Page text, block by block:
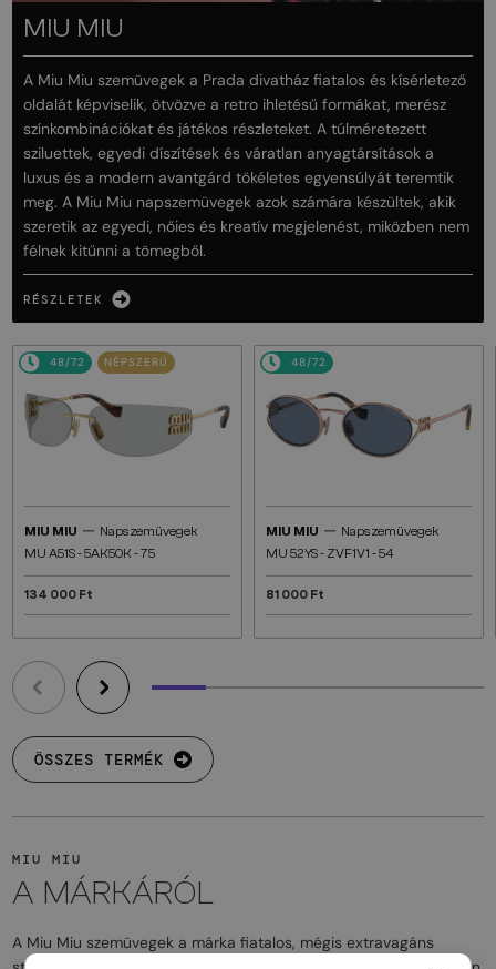
MIU MIU
A Miu Miu szemüvegek a Prada divatház fiatalos és kísérletező
oldalát képviselik, ötvözve a retro ihletésű formákat, merész
színkombinációkat és játékos részleteket. A túlméretezett
sziluettek, egyedi díszítések és váratlan anyagtársítások a
luxus és a modern avantgárd tökéletes egyensúlyát teremtik
meg. A Miu Miu napszemüvegek azok számára készültek, akik
szeretik az egyedi, nőies és kreatív megjelenést, miközben nem
félnek kitűnni a tömegből.
RÉSZLETEK
48/72 NÉPSZERŰ
MIU MIU — Napszemüvegek
MU A51S - 5AK50K - 75
134 000 Ft
48/72
MIU MIU — Napszemüvegek
MU 52YS - ZVF1V1 - 54
81 000 Ft
ÖSSZES TERMÉK
MIU MIU
A MÁRKÁRÓL
A Miu Miu szemüvegek a márka fiatalos, mégis extravagáns